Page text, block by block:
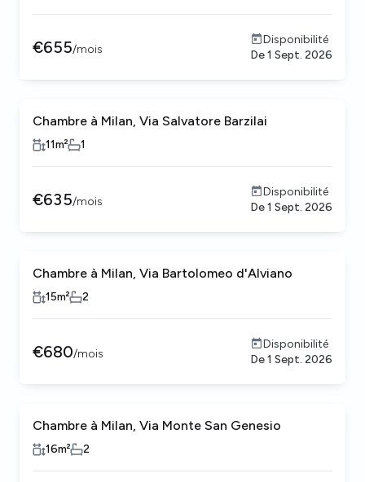
€655/mois
Disponibilité
De1 Sept. 2026
Chambre à Milan, Via Salvatore Barzilai
11m² 1
€635/mois
Disponibilité
De1 Sept. 2026
Chambre à Milan, Via Bartolomeo d'Alviano
15m² 2
€680/mois
Disponibilité
De1 Sept. 2026
Chambre à Milan, Via Monte San Genesio
16m² 2